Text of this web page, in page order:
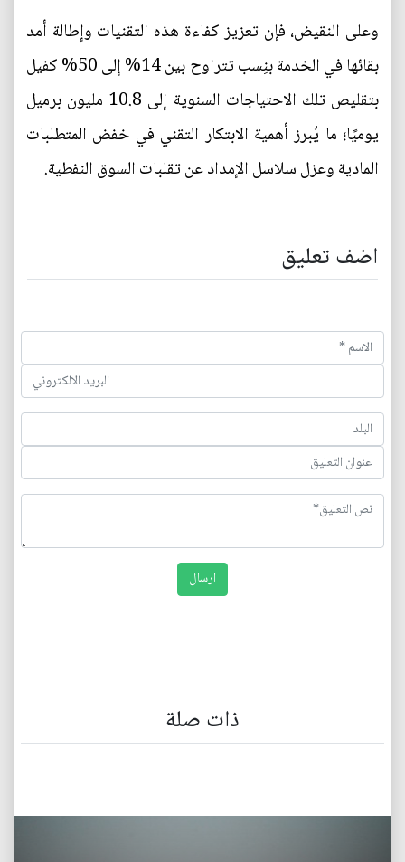
وعلى النقيض، فإن تعزيز كفاءة هذه التقنيات وإطالة أمد
بقائها في الخدمة بنِسب تتراوح بين 14% إلى 50% كفيل
بتقليص تلك الاحتياجات السنوية إلى 10.8 مليون برميل
يوميًا؛ ما يُبرز أهمية الابتكار التقني في خفض المتطلبات
المادية وعزل سلاسل الإمداد عن تقلبات السوق النفطية.
اضف تعليق
ذات صلة